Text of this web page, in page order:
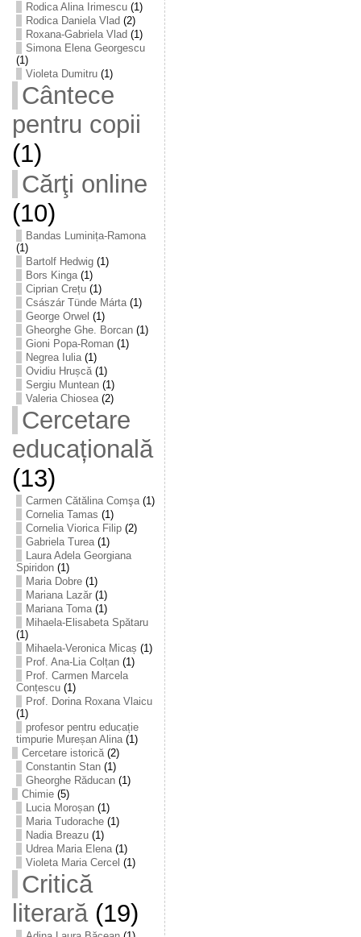
Rodica Alina Irimescu(1)
Rodica Daniela Vlad (2)
Roxana-Gabriela Vlad (1)
Simona Elena Georgescu
(1)
Violeta Dumitru(1)
Cântece
pentru copii
(1)
Cărţi online
(10)
Bandas Luminița-Ramona
(1)
Bartolf Hedwig(1)
Bors Kinga(1)
Ciprian Crețu(1)
Császár Tünde Márta(1)
George Orwel (1)
Gheorghe Ghe. Borcan(1)
Gioni Popa-Roman(1)
Negrea Iulia(1)
Ovidiu Hrușcă(1)
Sergiu Muntean(1)
Valeria Chiosea(2)
Cercetare
educațională
(13)
Carmen Cătălina Comşa(1)
Cornelia Tamas (1)
Cornelia Viorica Filip(2)
Gabriela Turea(1)
Laura Adela Georgiana
Spiridon(1)
Maria Dobre(1)
Mariana Lazăr(1)
Mariana Toma(1)
Mihaela-Elisabeta Spătaru
(1)
Mihaela-Veronica Micaș (1)
Prof. Ana-Lia Colțan(1)
Prof. Carmen Marcela
Conțescu(1)
Prof. Dorina Roxana Vlaicu
(1)
profesor pentru educație
timpurie Mureșan Alina(1)
Cercetare istorică(2)
Constantin Stan(1)
Gheorghe Răducan(1)
Chimie(5)
Lucia Moroșan(1)
Maria Tudorache(1)
Nadia Breazu(1)
Udrea Maria Elena(1)
Violeta Maria Cercel (1)
Critică
literară(19)